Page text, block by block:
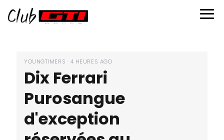
YOUNGTIMERS · 4 HEURES AGO
Dix Ferrari
Purosangue
d'exception